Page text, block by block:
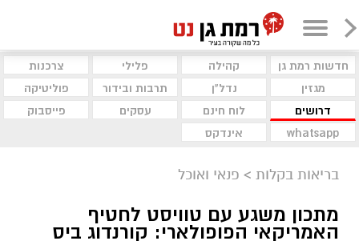
חדשות רמת גן קהילה פלילי
צרכנות
מגזין
נדל"ן תרבות ובידור
פוליטיקה
דרושים
לוח חינם עסקים
פייסבוק
whatsapp
אינדקס
בריאות בקלות > פנאי ואוכל
מתכון משגע עם טוויסט לחטיף
האמריקאי הפופולארי: קורנדוג ביס